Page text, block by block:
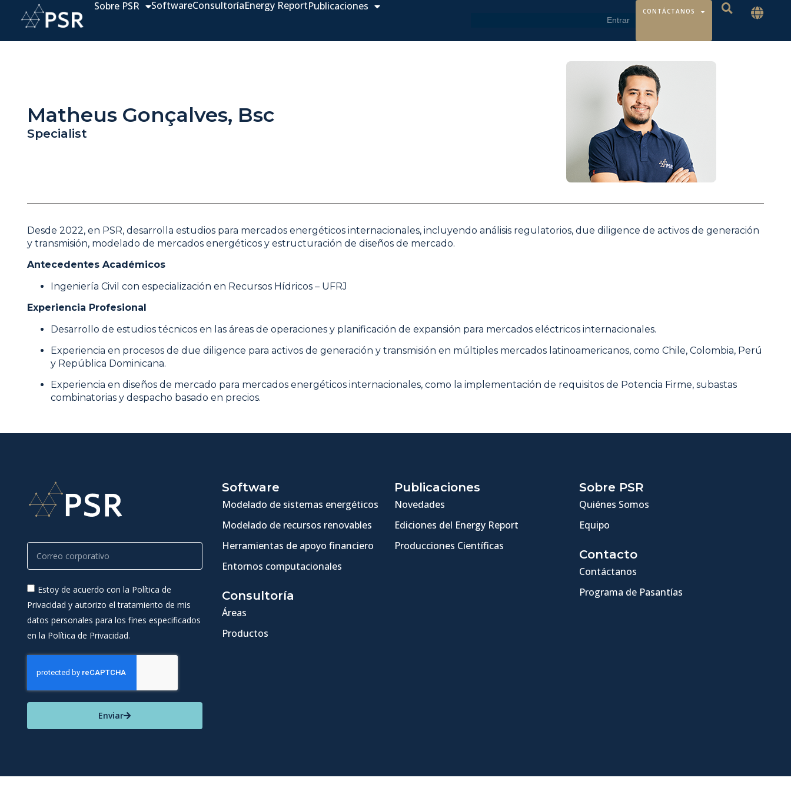
Sobre PSR SoftwareConsultoríaEnergy ReportPublicaciones CONTÁCTANOS
Matheus Gonçalves, Bsc
Specialist
Desde 2022, en PSR, desarrolla estudios para mercados energéticos internacionales, incluyendo análisis regulatorios, due diligence de activos de generación
y transmisión, modelado de mercados energéticos y estructuración de diseños de mercado.
Antecedentes Académicos
Ingeniería Civil con especialización en Recursos Hídricos – UFRJ
Experiencia Profesional
Desarrollo de estudios técnicos en las áreas de operaciones y planificación de expansión para mercados eléctricos internacionales.
Experiencia en procesos de due diligence para activos de generación y transmisión en múltiples mercados latinoamericanos, como Chile, Colombia, Perú
y República Dominicana.
Experiencia en diseños de mercado para mercados energéticos internacionales, como la implementación de requisitos de Potencia Firme, subastas
combinatorias y despacho basado en precios.
Estoy de acuerdo con la Política de
Privacidad y autorizo el tratamiento de mis
datos personales para los fines especificados
en la Política de Privacidad.
Enviar
Software
Modelado de sistemas energéticos
Modelado de recursos renovables
Herramientas de apoyo financiero
Entornos computacionales
Consultoría
Áreas
Productos
Publicaciones
Novedades
Ediciones del Energy Report
Producciones Científicas
Sobre PSR
Quiénes Somos
Equipo
Contacto
Contáctanos
Programa de Pasantías